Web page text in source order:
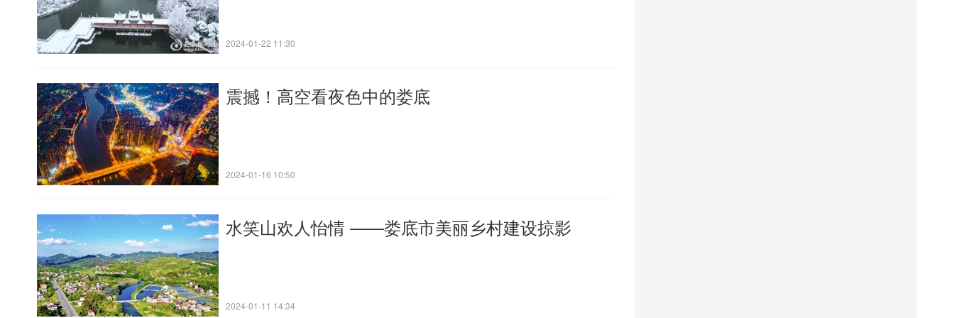
2024-01-22 11:30
震撼！高空看夜色中的娄底
2024-01-16 10:50
水笑山欢人怡情 ——娄底市美丽乡村建设掠影
2024-01-11 14:34